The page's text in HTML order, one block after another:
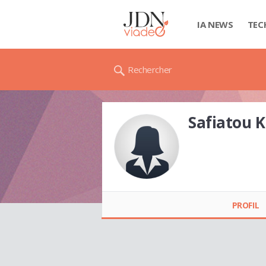
IA NEWS
Rechercher
Safiatou
PROFIL